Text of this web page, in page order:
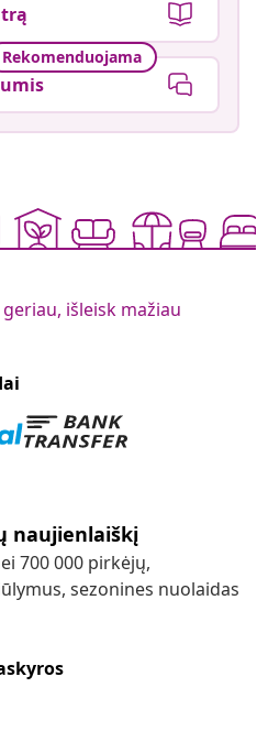
Rekomenduojama
geriau, išleisk mažiau
naujienlaiškį
700 000 pirkėjų,
sezonines nuolaidas